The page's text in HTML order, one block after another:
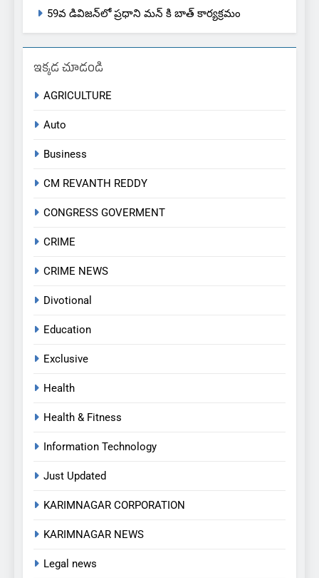
59వ డివిజన్‌లో ప్రధాని మన్ కి బాత్ కార్యక్రమం
ఇక్కడ చూడండి
AGRICULTURE
Auto
Business
CM REVANTH REDDY
CONGRESS GOVERMENT
CRIME
CRIME NEWS
Divotional
Education
Exclusive
Health
Health & Fitness
Information Technology
Just Updated
KARIMNAGAR CORPORATION
KARIMNAGAR NEWS
Legal news